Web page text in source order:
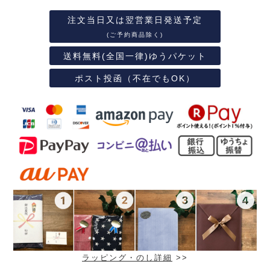
注文当日又は翌営業日発送予定
(ご予約商品除く)
送料無料(全国一律)ゆうパケット
ポスト投函（不在でもOK）
ラッピング・のし詳細 >>